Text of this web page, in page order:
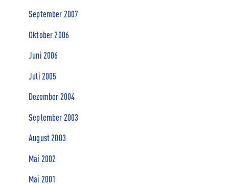
September 2007
Oktober 2006
Juni 2006
Juli 2005
Dezember 2004
September 2003
August 2003
Mai 2002
Mai 2001